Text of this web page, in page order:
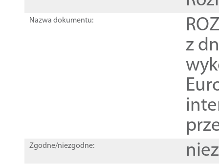
Nazwa dokumentu:
z
Zgodne/niezgodne: